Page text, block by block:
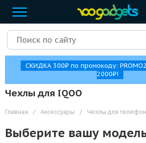
СКИДКА 300₽ по промокоду:
2000₽!
Чехлы для IQOO
Главная / Аксессуары / Чехлы для
Выберите вашу